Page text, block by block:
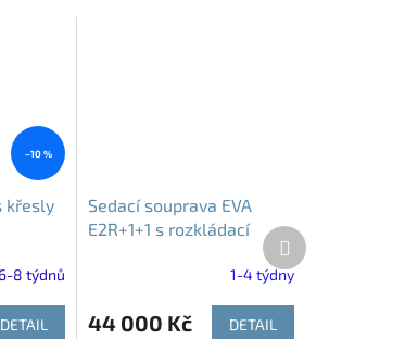
–10 %
křesly
6-8 týdnů
DETAIL
Sedací souprava EVA
E2R+1+1 s rozkládací
pohovkou a dvěma křesly
1-4 týdny
44 000 Kč DETAIL
Další
produkt